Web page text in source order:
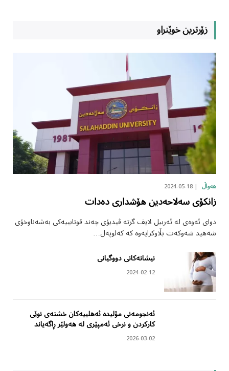
زۆرترین خوێنراو
هەواڵ 2024-05-18
زانکۆی سەلاحەدین هۆشداری دەدات
دوای ئەوەی لە ئەربیل لایف گرتە ڤیدیۆی چەند قوتابییەکی بەشەناوخۆی
شەهید شەوکەت بڵاوکرایەوە کە کەلوپەل…
نیشانەکانی دووگیانی
2024-02-12
ئەنجومەنی مۆلیدە ئەهلییەکان خشتەی نوێی
کارکردن و نرخی ئەمپێری لە هەولێر ڕاگەیاند
2026-03-02